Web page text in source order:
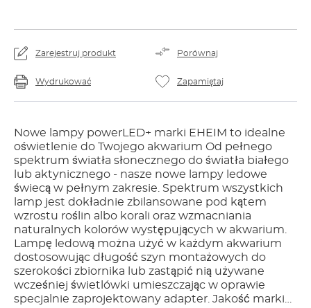
Zarejestruj produkt Porównaj
Wydrukować Zapamiętaj
Nowe lampy powerLED+ marki EHEIM to idealne
oświetlenie do Twojego akwarium Od pełnego
spektrum światła słonecznego do światła białego
lub aktynicznego - nasze nowe lampy ledowe
świecą w pełnym zakresie. Spektrum wszystkich
lamp jest dokładnie zbilansowane pod kątem
wzrostu roślin albo korali oraz wzmacniania
naturalnych kolorów występujących w akwarium.
Lampę ledową można użyć w każdym akwarium
dostosowując długość szyn montażowych do
szerokości zbiornika lub zastąpić nią używane
wcześniej świetlówki umieszczając w oprawie
specjalnie zaprojektowany adapter. Jakość marki